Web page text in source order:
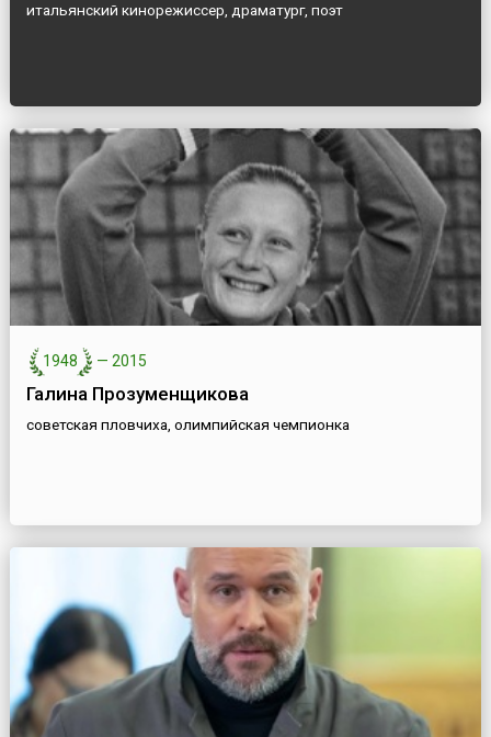
итальянский кинорежиссер, драматург, поэт
1948 — 2015
Галина Прозуменщикова
советская пловчиха, олимпийская чемпионка